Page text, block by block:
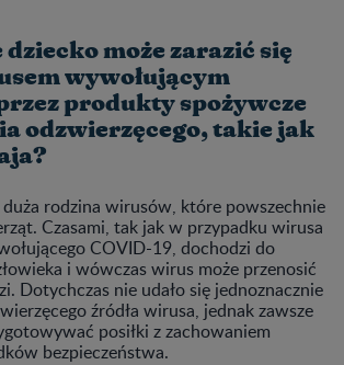
dziecko może zarazić się
wywołującym
produkty spożywcze
odzwierzęcego, takie jak
rodzina wirusów, które powszechnie
Czasami, tak jak w przypadku wirusa
COVID-19, dochodzi do
i wówczas wirus może przenosić
Dotychczas nie udało się jednoznacznie
źródła wirusa, jednak zawsze
posiłki z zachowaniem
bezpieczeństwa.